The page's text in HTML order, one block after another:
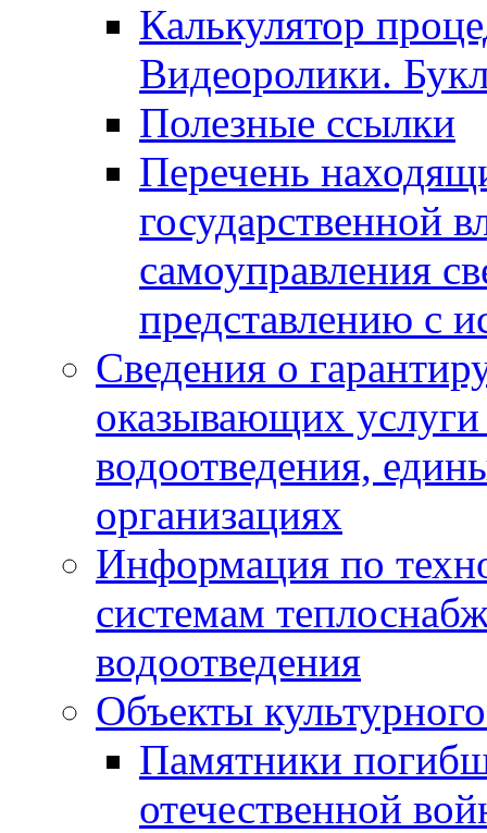
Калькулятор
Видеоролики.
Полезные ссылки
Перечень
государственной
самоуправления
представлению с
Сведения о
оказывающих
водоотведения,
организациях
Информация по
системам
водоотведения
Объекты
Памятники
отечественной